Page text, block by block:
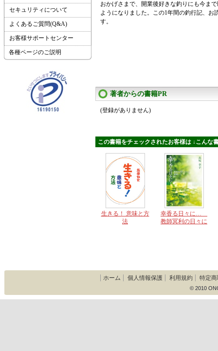
セキュリティについて
よくあるご質問(Q&A)
お客様サポートセンター
各種ページのご説明
おかげさまで、開業後好きな釣りにも今ま
ようになりました。この1年間の釣行記、お
す。
著者からの書籍PR
(登録がありません)
この書籍をチェックされたお客様は ↓こんな
生きる！ 意味と方
法
幸香る日々に…
教師冥利の日々に
ホーム 個人情報保護 利用規約 特定
© 2010